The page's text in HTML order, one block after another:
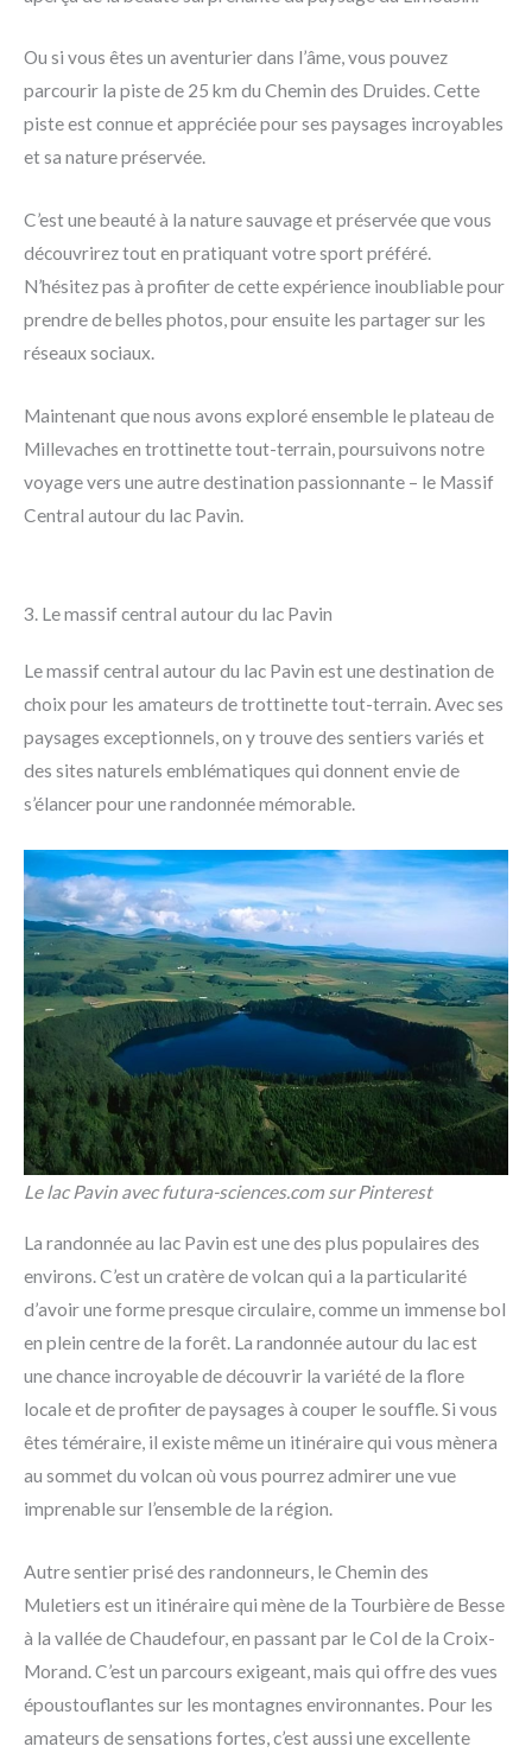
Ou si vous êtes un aventurier dans l’âme, vous pouvez
parcourir la piste de 25 km du Chemin des Druides. Cette
piste est connue et appréciée pour ses paysages incroyables
et sa nature préservée.
C’est une beauté à la nature sauvage et préservée que vous
découvrirez tout en pratiquant votre sport préféré.
N’hésitez pas à profiter de cette expérience inoubliable pour
prendre de belles photos, pour ensuite les partager sur les
réseaux sociaux.
Maintenant que nous avons exploré ensemble le plateau de
Millevaches en trottinette tout-terrain, poursuivons notre
voyage vers une autre destination passionnante – le Massif
Central autour du lac Pavin.
3. Le massif central autour du lac Pavin
Le massif central autour du lac Pavin est une destination de
choix pour les amateurs de trottinette tout-terrain. Avec ses
paysages exceptionnels, on y trouve des sentiers variés et
des sites naturels emblématiques qui donnent envie de
s’élancer pour une randonnée mémorable.
Le lac Pavin avec futura-sciences.com sur Pinterest
La randonnée au lac Pavin est une des plus populaires des
environs. C’est un cratère de volcan qui a la particularité
d’avoir une forme presque circulaire, comme un immense bol
en plein centre de la forêt. La randonnée autour du lac est
une chance incroyable de découvrir la variété de la flore
locale et de profiter de paysages à couper le souffle. Si vous
êtes téméraire, il existe même un itinéraire qui vous mènera
au sommet du volcan où vous pourrez admirer une vue
imprenable sur l’ensemble de la région.
Autre sentier prisé des randonneurs, le Chemin des
Muletiers est un itinéraire qui mène de la Tourbière de Besse
à la vallée de Chaudefour, en passant par le Col de la Croix-
Morand. C’est un parcours exigeant, mais qui offre des vues
époustouflantes sur les montagnes environnantes. Pour les
amateurs de sensations fortes, c’est aussi une excellente